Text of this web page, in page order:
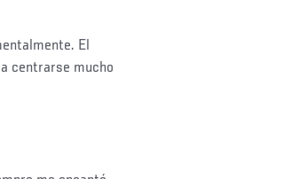
El
centrarse mucho